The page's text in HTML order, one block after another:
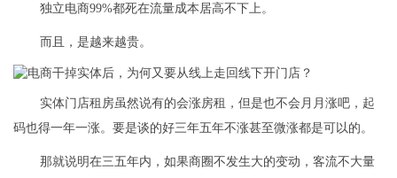
独立电商99%都死在流量成本居高不下上。
而且，是越来越贵。
实体门店租房虽然说有的会涨房租，但是也不会月月涨吧，起
码也得一年一涨。要是谈的好三年五年不涨甚至微涨都是可以的。
那就说明在三五年内，如果商圈不发生大的变动，客流不大量